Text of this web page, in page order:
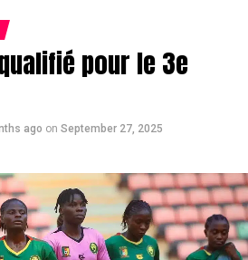
pour le 3e
ago on September 27, 2025